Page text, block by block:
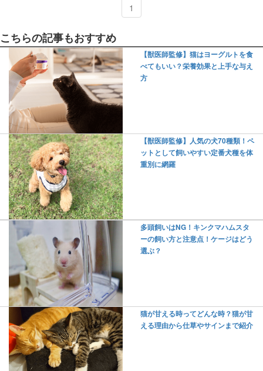
1
こちらの記事もおすすめ
【獣医師監修】猫はヨーグルトを食
べてもいい？栄養効果と上手な与え
方
【獣医師監修】人気の犬70種類！ペ
ットとして飼いやすい定番犬種を体
重別に網羅
多頭飼いはNG！キンクマハムスタ
ーの飼い方と注意点！ケージはどう
選ぶ？
猫が甘える時ってどんな時？猫が甘
える理由から仕草やサインまで紹介